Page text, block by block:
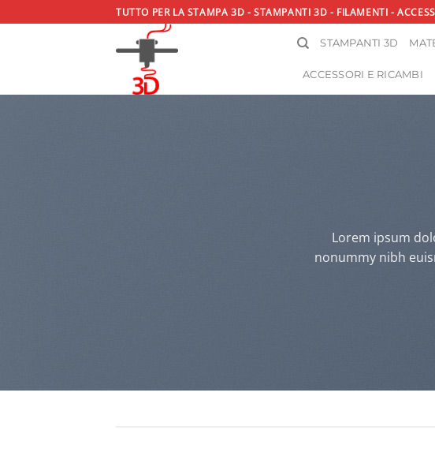
ai
TUTTO PER LA STAMPA 3D - STAMPANTI 3D - FILAMENTI -
STAMPANTI 3D
ACCESSORI E RICAMBI
Lorem ipsum
nonummy nibh